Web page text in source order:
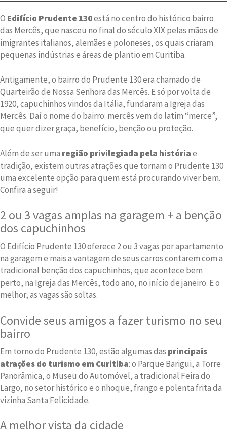
O Edifício Prudente 130está no centro do histórico bairro
das Mercês, que nasceu no final do século XIX pelas mãos de
imigrantes italianos, alemães e poloneses, os quais criaram
pequenas indústrias e áreas de plantio em Curitiba.
Antigamente, o bairro do Prudente 130 era chamado de
Quarteirão de Nossa Senhora das Mercês. E só por volta de
1920, capuchinhos vindos da Itália, fundaram a Igreja das
Mercês. Daí o nome do bairro: mercês vem do latim “merce”,
que quer dizer graça, benefício, benção ou proteção.
Além de ser uma região privilegiada pela históriae
tradição, existem outras atrações que tornam o Prudente 130
uma excelente opção para quem está procurando viver bem.
Confira a seguir!
2 ou 3 vagas amplas na garagem + a benção
dos capuchinhos
O Edifício Prudente 130 oferece 2 ou 3 vagas por apartamento
na garagem e mais a vantagem de seus carros contarem com a
tradicional benção dos capuchinhos, que acontece bem
perto, na Igreja das Mercês, todo ano, no início de janeiro. E o
melhor, as vagas são soltas.
Convide seus amigos a fazer turismo no seu
bairro
Em torno do Prudente 130, estão algumas das principais
atrações do turismo em Curitiba: o Parque Barigui, a Torre
Panorâmica, o Museu do Automóvel, a tradicional Feira do
Largo, no setor histórico e o nhoque, frango e polenta frita da
vizinha Santa Felicidade.
A melhor vista da cidade